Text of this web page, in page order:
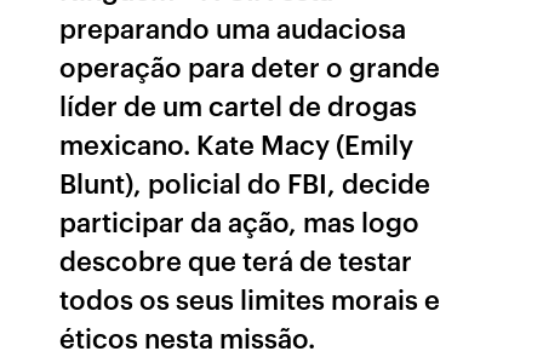
preparando uma audaciosa
operação para deter o grande
líder de um cartel de drogas
mexicano. Kate Macy (Emily
Blunt), policial do FBI, decide
participar da ação, mas logo
descobre que terá de testar
todos os seus limites morais e
éticos nesta missão.